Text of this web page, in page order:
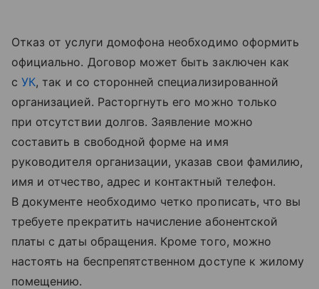
Отказ от услуги домофона необходимо оформить
официально. Договор может быть заключен как
сУК, так и со сторонней специализированной
организацией. Расторгнуть его можно только
при отсутствии долгов. Заявление можно
составить в свободной форме на имя
руководителя организации, указав свои фамилию,
имя и отчество, адрес и контактный телефон.
В документе необходимо четко прописать, что вы
требуете прекратить начисление абонентской
платы с даты обращения. Кроме того, можно
настоять на беспрепятственном доступе к жилому
помещению.